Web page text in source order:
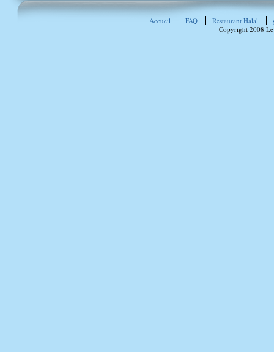
Accueil FAQ Restaurant Halal
Copyright 2008